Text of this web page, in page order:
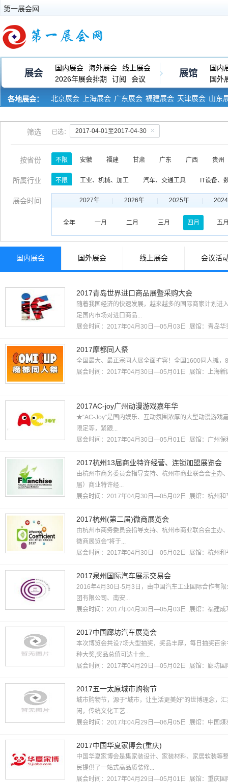
第一展会网
各地展会： 北京展会 上海展会 广东展会 福建展会 天津展会 山东
展会
国内展会 海外展会
线上展会
2026年展会排期
订阅 会议
展馆
国内
国外
筛选 已选： 2017-04-01至2017-04-30
按省份 不限 安徽 福建 甘肃 广东 广西 贵州
青海 山东 山西 陕西 四川 新疆
所属行业 不限 工业、机械、加工 汽车、交通工具 IT设备、
服饰、皮革、纺织 玩具、礼品、工艺品 生物、医药、
综合、跨行业类 其他行业
展会时间 2027年 2026年 2025年
全年 一月 二月 三月 四月 五
国内展会 国外展会 线上展会 会议活
2017青岛世界进口商品展暨采购大会
随着我国经济的快速发展，越来越多的国际商家计划进
足国内市场对进口商品...
展会时间：2017年04月30日—05月03日 展馆： 青岛华
2017摩都同人祭
全国最大、最正宗同人展全面扩容！全国1600同人摊，
展会时间：2017年04月30日—05月01日 展馆： 上海新
2017AC-joy广州动漫游戏嘉年华
★“AC-Joy”是国内娱乐、互动氛围浓厚的大型动漫游戏
限定等，紧跟...
展会时间：2017年04月30日—05月01日 展馆： 广州保
2017杭州13届商业特许经营、连锁加盟展览会
由杭州市商务委员会指导支持、杭州市商业联合会主办
届）商业特许经...
展会时间：2017年04月30日—05月02日 展馆： 杭州和
2017杭州(第二届)微商展览会
由杭州市商务委员会指导支持、杭州市商业联合会主办
微商展览会”将于...
展会时间：2017年04月30日—05月02日 展馆： 杭州和
2017泉州国际汽车展示交易会
2016年4月30日-5月3日，由中国汽车工业国际合作有
团有限公司、南安...
展会时间：2017年04月30日—05月03日 展馆： 福建成
2017中国廊坊汽车展览会
本次博览会共设7场大型抽奖，奖品丰厚，每日抽奖百
种大奖,奖品总值可达十余...
展会时间：2017年04月29日—05月02日 展馆： 廊坊国
2017五一太原城市购物节
城市购物节，源于“城市，让生活更美好”的世博理念，
闲，传统文化工艺...
展会时间：2017年04月29日—06月05日 展馆： 中国煤
2017中国华夏家博会(重庆)
中国华夏家博会是集家装设计、家装材料、家居软装等
民提供了一站式高品质装修...
展会时间：2017年04月29日—05月01日 展馆： 重庆国